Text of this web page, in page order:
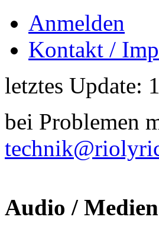
Anmelden
Kontakt /
letztes Update:
bei Problemen
Audio / Medien